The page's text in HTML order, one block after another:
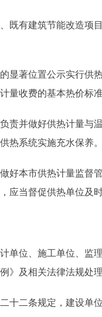
建筑节能改造项目
著位置公示实行供热
量收费的基本热价标
做好供热计量与温
热系统实施充水保养
本市供热计量监督管
应当督促供热单位及
、施工单位、监理
》及相关法律法规处
条规定，建设单位